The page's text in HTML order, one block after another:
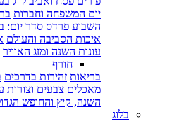
יום המשפחה וחברות
השבוע פרדס סדר יום:
איכות הסביבה והעולם
עונות השנה ומזג האוויר
חורף
בריאות זהירות בדרכים
מאכלים צבעים וצורות
השנה, קיץ והחופש
בלוג